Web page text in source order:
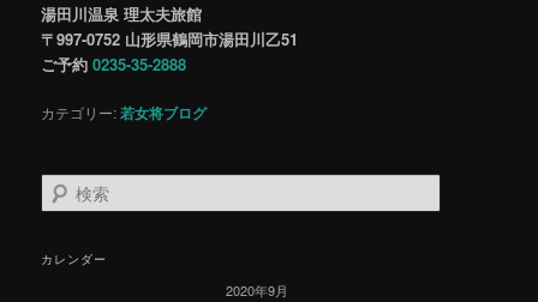
湯田川温泉 理太夫旅館
〒997-0752 山形県鶴岡市湯田川乙51
ご予約0235-35-2888
カテゴリー:若女将ブログ
検
索
カレンダー
2020年9月